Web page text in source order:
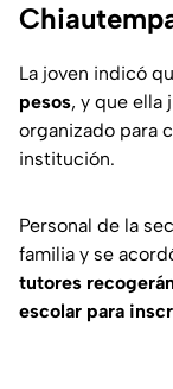
La joven indicó
pesos, y que ella
organizado para
institución.
Personal de la
familia y se
tutores
escolar para